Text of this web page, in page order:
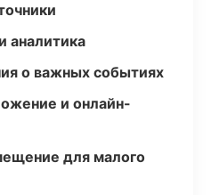
аналитика
о важных событиях
и онлайн-
для малого